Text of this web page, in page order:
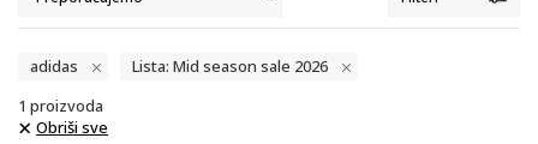
adidas
Lista: Mid season sale 2026
1 proizvoda
Obriši sve